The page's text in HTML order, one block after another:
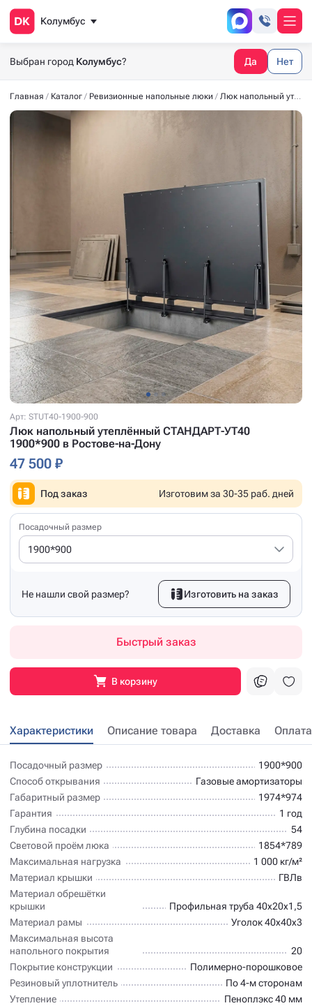
Колумбус
Выбран город Колумбус? Да Нет
Главная Каталог Ревизионные напольные люки Люк напольный утеплённый СТАНДАРТ-УТ40 1900*900
Арт: STUT40-1900-900
Люк напольный утеплённый СТАНДАРТ-УТ40
1900*900 в Ростове-на-Дону
47 500 ₽
Под заказ Изготовим за 30-35 раб. дней
Посадочный размер
1900*900
Не нашли свой размер? Изготовить на заказ
Быстрый заказ
В корзину
Характеристики Описание товара Доставка Оплата
Посадочный размер
1900*900
Способ открывания
Газовые амортизаторы
Габаритный размер
1974*974
Гарантия
1 год
Глубина посадки
54
Световой проём люка
1854*789
Максимальная нагрузка
1 000 кг/м²
Материал крышки
ГВЛв
Материал обрешётки
крышки
Профильная труба 40х20х1,5
Материал рамы
Уголок 40х40х3
Максимальная высота
напольного покрытия
20
Покрытие конструкции
Полимерно-порошковое
Резиновый уплотнитель
По 4-м сторонам
Утепление
Пеноплэкс 40 мм